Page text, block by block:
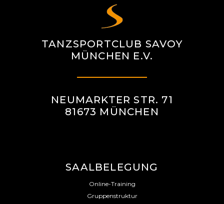
TANZSPORTCLUB SAVOY
MÜNCHEN E.V.
NEUMARKTER STR. 71
81673 MÜNCHEN
SAALBELEGUNG
Online-Training
Gruppenstruktur